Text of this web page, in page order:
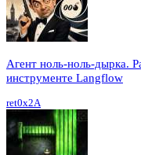
Агент ноль-ноль-дырка.
инструменте Langflow
ret0x2A